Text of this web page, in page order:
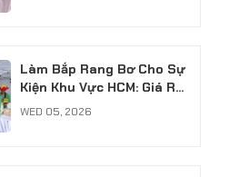
Làm Bắp Rang Bơ Cho Sự
Kiện Khu Vực HCM: Giá Rẻ,
Chuyên Nghiệp, Có Xuất
WED 05, 2026